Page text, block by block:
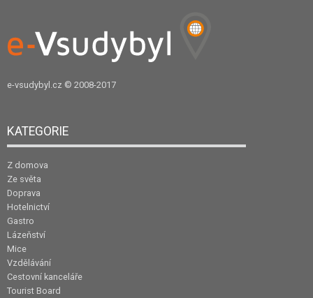
e-vsudybyl.cz © 2008-2017
KATEGORIE
Z domova
Ze světa
Doprava
Hotelnictví
Gastro
Lázeňství
Mice
Vzdělávání
Cestovní kanceláře
Tourist Board